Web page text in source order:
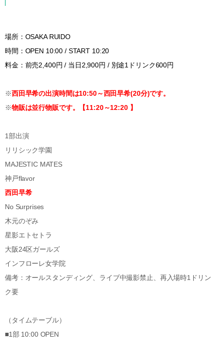
場所：OSAKA RUIDO
時間：OPEN 10:00 / START 10:20
料金：前売2,400円 / 当日2,900円 / 別途1ドリンク600円
※西田早希の出演時間は10:50～西田早希(20分)です。
※物販は並行物販です。【11:20～12:20 】
1部出演
リリシック学園
MAJESTIC MATES
神戸flavor
西田早希
No Surprises
木元のぞみ
星影エトセトラ
大阪24区ガールズ
インフローレ女学院
備考：オールスタンディング、ライブ中撮影禁止、再入場時1ドリン
ク要
（タイムテーブル）
■1部 10:00 OPEN